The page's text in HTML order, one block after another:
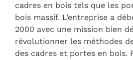
cadres en bois tels que les
bois massif. L’entreprise a
2000 avec une mission bien
révolutionner les méthodes
des cadres et portes en bois.